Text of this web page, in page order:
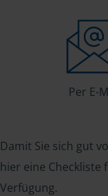
Per E-
Damit Sie sich gut
hier eine
Verfügung.